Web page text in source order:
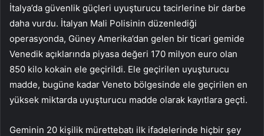
İtalya’da güvenlik güçleri uyuşturucu tacirlerine bir darbe
daha vurdu. İtalyan Mali Polisinin düzenlediği
operasyonda, Güney Amerika’dan gelen bir ticari gemide
Venedik açıklarında piyasa değeri 170 milyon euro olan
850 kilo kokain ele geçirildi. Ele geçirilen uyuşturucu
madde, bugüne kadar Veneto bölgesinde ele geçirilen en
yüksek miktarda uyuşturucu madde olarak kayıtlara geçti.
Geminin 20 kişilik mürettebatı ilk ifadelerinde hiçbir şey